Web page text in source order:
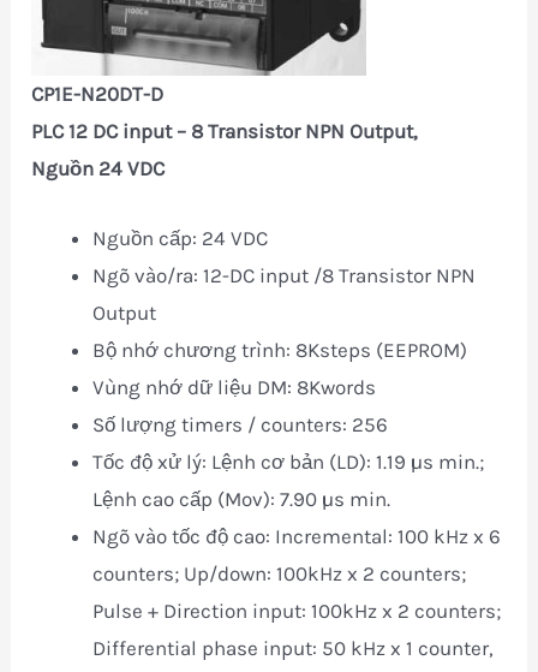
CP1E-N20DT-D
PLC 12 DC input – 8 Transistor NPN Output,
Nguồn 24 VDC
Nguồn cấp: 24 VDC
Ngõ vào/ra: 12-DC input /8 Transistor NPN
Output
Bộ nhớ chương trình: 8Ksteps (EEPROM)
Vùng nhớ dữ liệu DM: 8Kwords
Số lượng timers / counters: 256
Tốc độ xử l‎ý: Lệnh cơ bản (LD): 1.19 µs min.;
Lệnh cao cấp (Mov): 7.90 µs min.
Ngõ vào tốc độ cao: Incremental: 100 kHz x 6
counters; Up/down: 100kHz x 2 counters;
Pulse + Direction input: 100kHz x 2 counters;
Differential phase input: 50 kHz x 1 counter,